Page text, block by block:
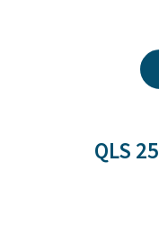
QLS